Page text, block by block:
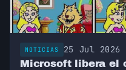
NOTICIAS 25 Jul 2026
Microsoft libera el